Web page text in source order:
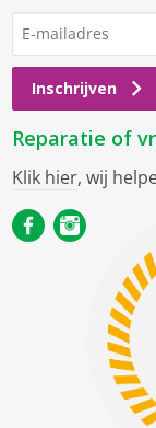
Inschrijven
Reparatie of
Klik hier, wij